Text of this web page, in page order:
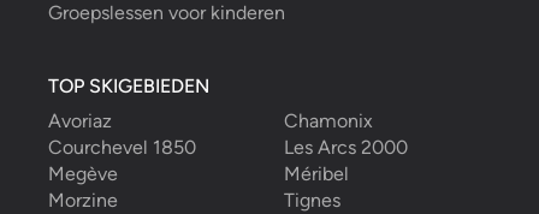
Groepslessen voor kinderen
TOP SKIGEBIEDEN
Avoriaz
Chamonix
Courchevel 1850
Les Arcs 2000
Megève
Méribel
Morzine
Tignes